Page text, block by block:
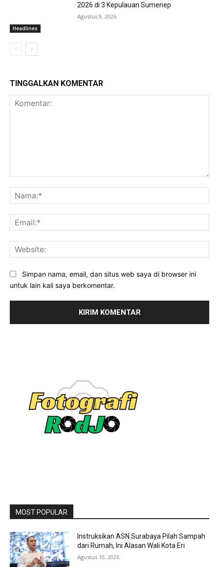
Headlines
2026 di 3 Kepulauan Sumenep
Agustus 9, 2026
TINGGALKAN KOMENTAR
Simpan nama, email, dan situs web saya di browser ini
untuk lain kali saya berkomentar.
MOST POPULAR
Instruksikan ASN Surabaya Pilah Sampah
dari Rumah, Ini Alasan Wali Kota Eri
Agustus 10, 2026